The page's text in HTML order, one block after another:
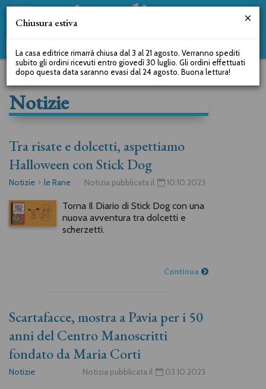
Notizie
Tra risate e dolcetti, aspettiamo
Halloween con Stick Dog
Notizie le Rane Notizia pubblicata il 10.10.2023
Torna Il Diario di Stick Dog con una
nuova avventura tra dolcetti e
scherzetti.
Continua
Scartafacce, mostra a Pavia per i 50
anni del Centro Manoscritti
fondato da Maria Corti
Notizie Notizia pubblicata il 03.10.2023
Chiusura estiva
La casa editrice rimarrà chiusa dal 3 al 21 agosto. Verranno spediti
subito gli ordini ricevuti entro giovedì 30 luglio. Gli ordini effettuati
dopo questa data saranno evasi dal 24 agosto. Buona lettura!